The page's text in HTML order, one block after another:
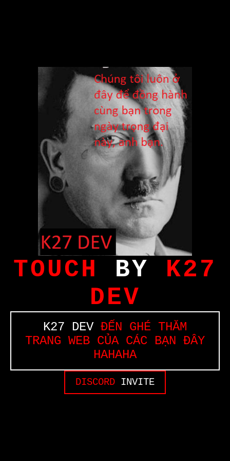
TOUCH BY K27
DEV
K27 DEVĐẾN GHÉ THĂM
TRANG WEB CỦA CÁC BẠN ĐÂY
HAHAHA
DISCORD INVITE